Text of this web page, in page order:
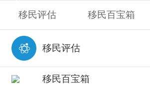
移民评估 移民百宝箱
移民评估
移民百宝箱